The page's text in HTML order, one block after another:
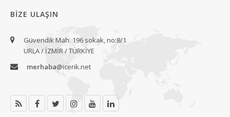
BIZE ULAŞIN
Güvendik Mah. 196 sokak, no:8/1
URLA / İZMİR / TÜRKİYE
merhaba@icerik.net